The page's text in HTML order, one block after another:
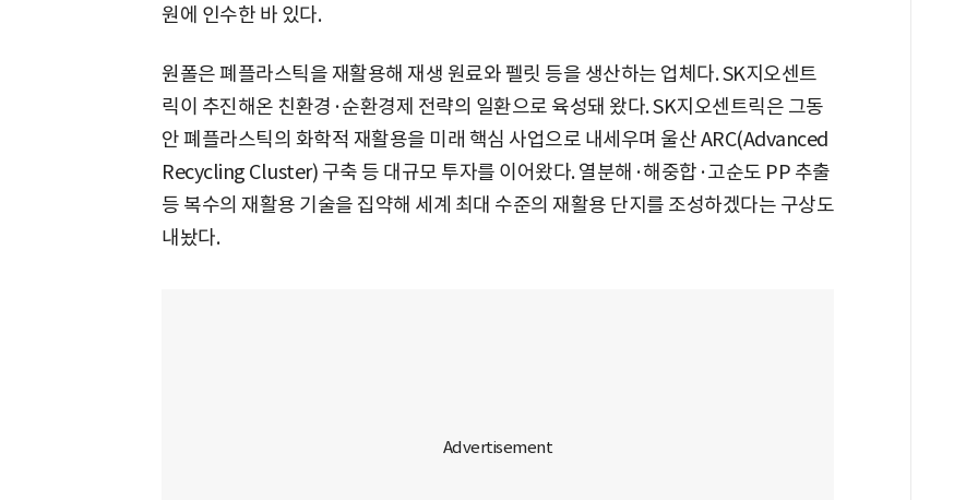
원에 인수한 바 있다.
원폴은 폐플라스틱을 재활용해 재생 원료와 펠릿 등을 생산하는 업체다. SK지오센트
릭이 추진해온 친환경·순환경제 전략의 일환으로 육성돼 왔다. SK지오센트릭은 그동
안 폐플라스틱의 화학적 재활용을 미래 핵심 사업으로 내세우며 울산 ARC(Advanced
Recycling Cluster) 구축 등 대규모 투자를 이어왔다. 열분해·해중합·고순도 PP 추출
등 복수의 재활용 기술을 집약해 세계 최대 수준의 재활용 단지를 조성하겠다는 구상도
내놨다.